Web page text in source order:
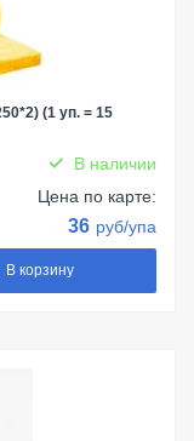
(1 уп. = 15
В наличии
Цена по карте:
36 руб/упа
В корзину